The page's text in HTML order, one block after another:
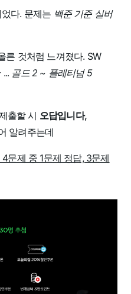
다. 문제는 백준 기준 실버
른 것처럼 느껴졌다. SW
골드 2 ~ 플레티넘 5
출할 시 오답입니다,
알려주는데
문제 중 1문제 정답, 3문제